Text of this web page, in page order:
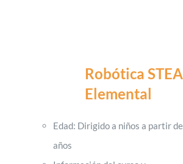
Robótica
Elemental
Edad: Dirigido a niños a partir
años